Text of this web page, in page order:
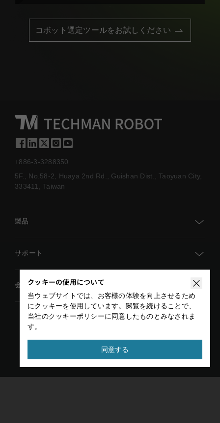
コボット選定ツールをお試しください
+886-3-3288350
5F., No.58-2, Huaya 2nd Rd., Guishan Dist., Taoyuan City,
333411, Taiwan
製品
TM AI Cobot
TM AI Cobot S
TMflow
AIビジョン
アドオン
サポート
TMアカデミー
ダウンロードセンター
技術文書
お問い合わせ
開発者エリア
会社概要
グローバルイベント
Copyright © 2026 TECHMAN ROBOT INC. All rights
reserved
クッキーの使用について
当ウェブサイトでは、お客様の体験を向上させるため
にクッキーを使用しています。閲覧を続けることで、
当社のクッキーポリシーに同意したものとみなされま
す。
同意する